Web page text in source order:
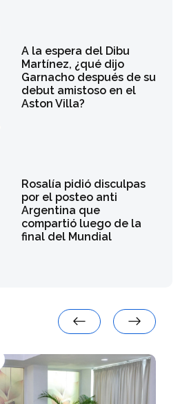
A la espera del Dibu
Martínez, ¿qué dijo
Garnacho después de su
debut amistoso en el
Aston Villa?
Rosalía pidió disculpas
por el posteo anti
Argentina que
compartió luego de la
final del Mundial